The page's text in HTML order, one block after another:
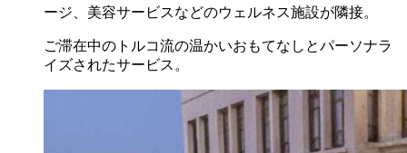
ージ、美容サービスなどのウェルネス施設が隣接。
ご滞在中のトルコ流の温かいおもてなしとパーソナラ
イズされたサービス。